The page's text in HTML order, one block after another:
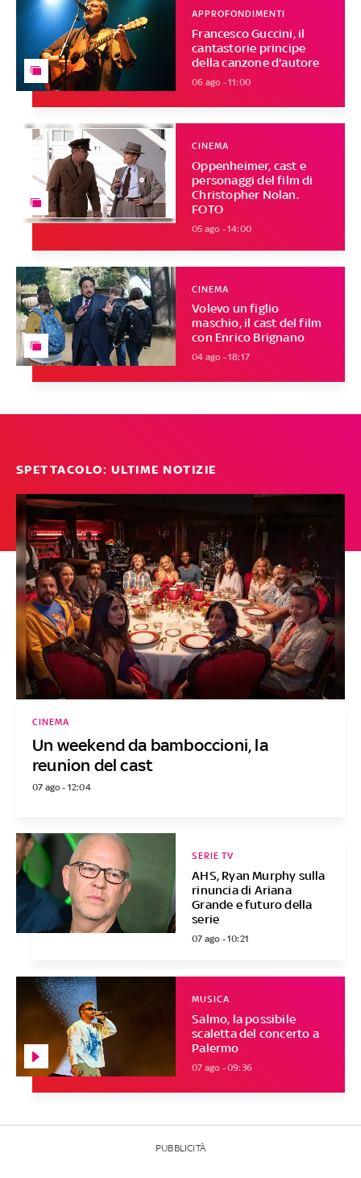
Francesco Guccini, il
cantastorie principe
della canzone d'autore
APPROFONDIMENTI
06 ago - 11:00
Oppenheimer, cast e
personaggi del film di
Christopher Nolan.
FOTO
CINEMA
05 ago - 14:00
Volevo un figlio
maschio, il cast del film
con Enrico Brignano
CINEMA
04 ago - 18:17
SPETTACOLO: ULTIME NOTIZIE
Un weekend da bamboccioni, la
reunion del cast
CINEMA
07 ago - 12:04
AHS, Ryan Murphy sulla
rinuncia di Ariana
Grande e futuro della
serie
SERIE TV
07 ago - 10:21
Salmo, la possibile
scaletta del concerto a
Palermo
MUSICA
07 ago - 09:36
PUBBLICITÀ